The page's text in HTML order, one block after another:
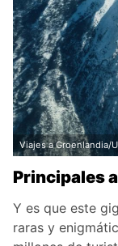
Viajes a Groenlandia/
Principales
Y es que este
raras y